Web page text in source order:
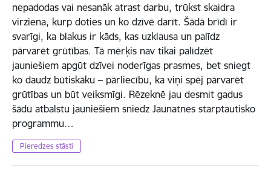
nepadodas vai nesanāk atrast darbu, trūkst skaidra
virziena, kurp doties un ko dzīvē darīt. Šādā brīdī ir
svarīgi, ka blakus ir kāds, kas uzklausa un palīdz
pārvarēt grūtības. Tā mērķis nav tikai palīdzēt
jauniešiem apgūt dzīvei noderīgas prasmes, bet sniegt
ko daudz būtiskāku – pārliecību, ka viņi spēj pārvarēt
grūtības un būt veiksmīgi. Rēzeknē jau desmit gadus
šādu atbalstu jauniešiem sniedz Jaunatnes starptautisko
programmu…
Pieredzes stāsti